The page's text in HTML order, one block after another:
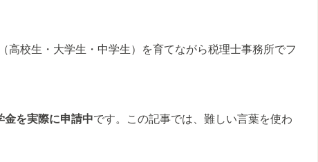
校生・大学生・中学生）を育てながら税理士事務所でフ
金を実際に申請中です。この記事では、難しい言葉を使わ